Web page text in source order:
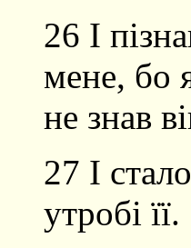
26 І
мене, бо
не знав
27 І
утробі її.